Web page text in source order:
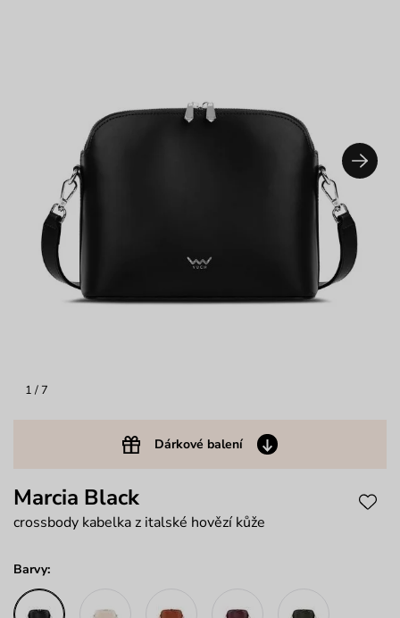
1 / 7
Dárkové balení
Marcia Black
crossbody kabelka z italské hovězí kůže
Barvy: